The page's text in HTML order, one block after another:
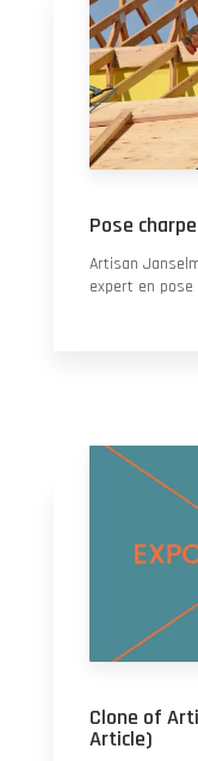
Pose
Artisan
expert en
Clone of
Article)